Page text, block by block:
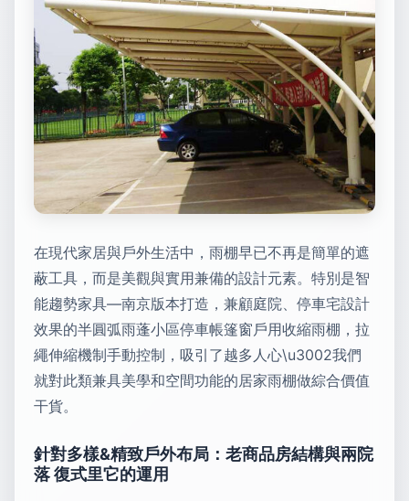
在現代家居與戶外生活中，雨棚早已不再是簡單的遮
蔽工具，而是美觀與實用兼備的設計元素。特別是智
能趨勢家具—南京版本打造，兼顧庭院、停車宅設計
效果的半圓弧雨蓬小區停車帳篷窗戶用收縮雨棚，拉
繩伸縮機制手動控制，吸引了越多人心\u3002我們
就對此類兼具美學和空間功能的居家雨棚做綜合價值
干貨。
針對多樣&精致戶外布局：老商品房結構與兩院
落 復式里它的運用